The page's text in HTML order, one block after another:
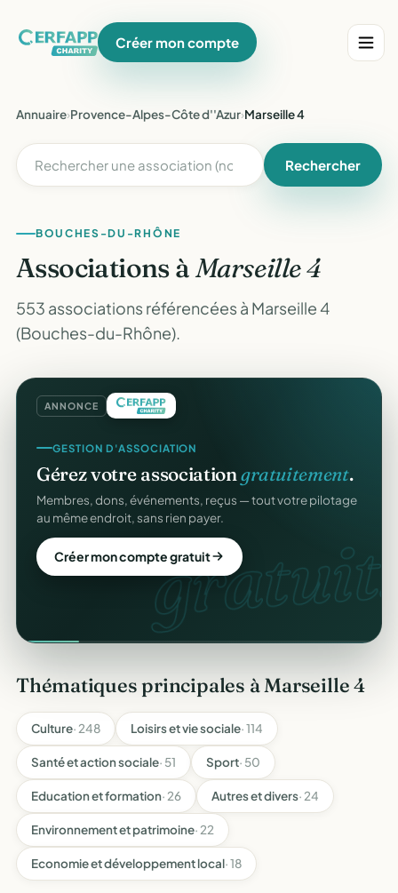
Créer mon compte
Annuaire›Provence-Alpes-Côte d''Azur›Marseille 4
Rechercher
BOUCHES-DU-RHÔNE
Associations àMarseille 4
553 associations référencées à Marseille 4
(Bouches-du-Rhône).
ANNONCE
gratuit.
GESTION D'ASSOCIATION
Gérez votre associationgratuitement.
Membres, dons, événements, reçus — tout votre pilotage
au même endroit, sans rien payer.
Créer mon compte gratuit
Thématiques principales à Marseille 4
Culture· 248 Loisirs et vie sociale· 114
Santé et action sociale· 51 Sport· 50
Education et formation· 26 Autres et divers· 24
Environnement et patrimoine· 22
Economie et développement local· 18